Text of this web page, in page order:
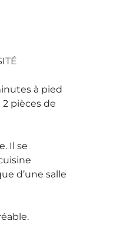
à pied
pièces de
Il se
d’une salle